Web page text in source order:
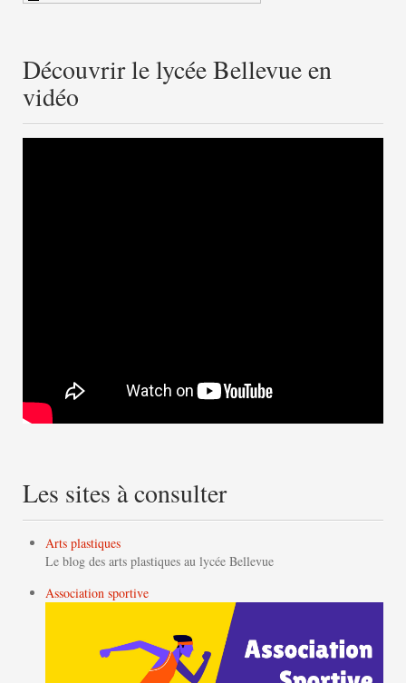
Découvrir le lycée Bellevue en
vidéo
Les sites à consulter
Arts plastiques
Le blog des arts plastiques au lycée Bellevue
Association sportive